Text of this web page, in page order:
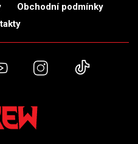
Obchodní podmínky
YouTubeInstagram